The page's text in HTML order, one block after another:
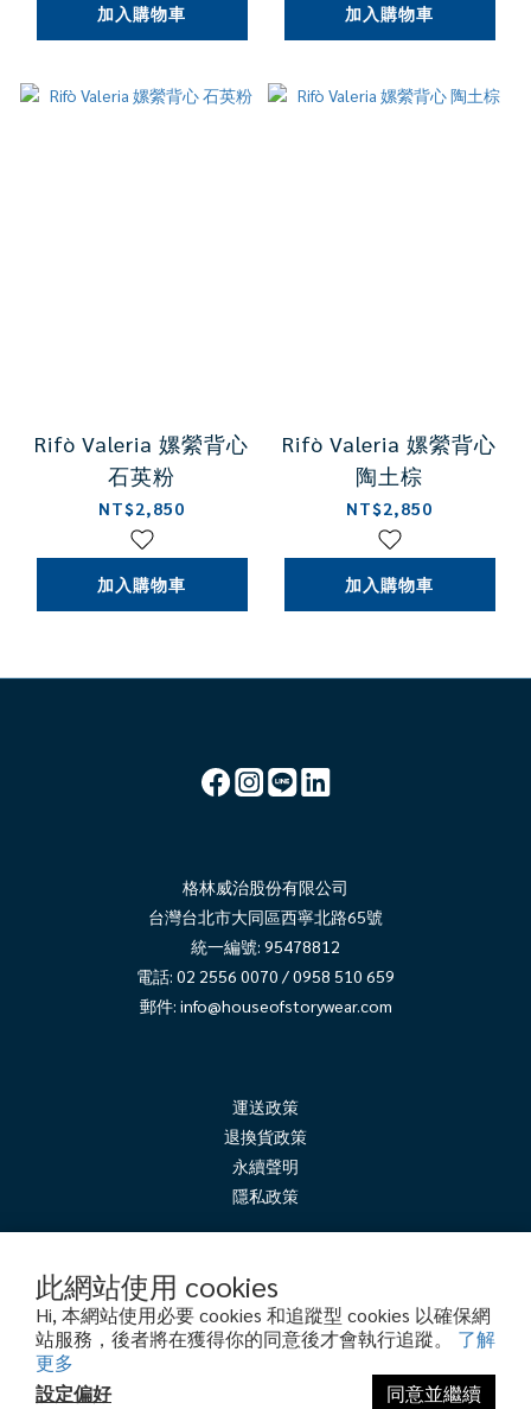
此網站使用 cookies
Hi, 本網站使用必要 cookies 和追蹤型 cookies 以確保網
站服務，後者將在獲得你的同意後才會執行追蹤。 了解
更多
設定偏好
同意並繼續
加入購物車 加入購物車
Rifò Valeria 嫘縈背心
石英粉
NT$2,850
加入購物車
Rifò Valeria 嫘縈背心
陶土棕
NT$2,850
加入購物車
格林威治股份有限公司
台灣台北市大同區西寧北路65號
統一編號: 95478812
電話: 02 2556 0070 / 0958 510 659
郵件: info@houseofstorywear.com
運送政策
退換貨政策
永續聲明
隱私政策
Copyright© 2024 格林威治股份有限公司 Greenwich Limited